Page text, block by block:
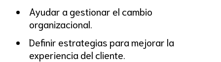
Ayudar a gestionar el cambio
organizacional.
Definir estrategias para mejorar la
experiencia del cliente.